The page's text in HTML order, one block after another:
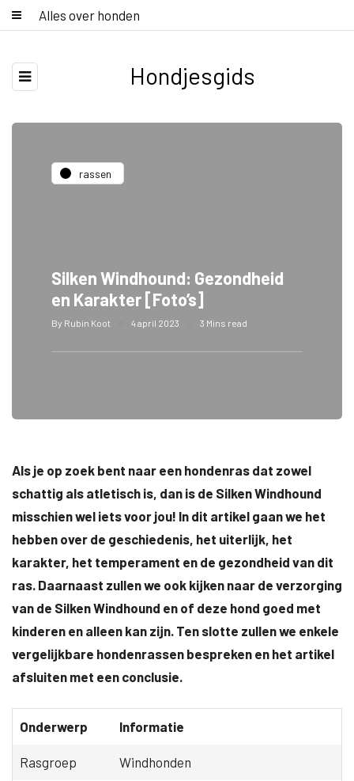
Alles over honden
Hondjesgids
rassen
Silken Windhound: Gezondheid
en Karakter [Foto’s]
By Rubin Koot 4 april 2023 3 Mins read
Als je op zoek bent naar een hondenras dat zowel
schattig als atletisch is, dan is de Silken Windhound
misschien wel iets voor jou! In dit artikel gaan we het
hebben over de geschiedenis, het uiterlijk, het
karakter, het temperament en de gezondheid van dit
ras. Daarnaast zullen we ook kijken naar de verzorging
van de Silken Windhound en of deze hond goed met
kinderen en alleen kan zijn. Ten slotte zullen we enkele
vergelijkbare hondenrassen bespreken en het artikel
afsluiten met een conclusie.
Onderwerp Informatie
Rasgroep Windhonden